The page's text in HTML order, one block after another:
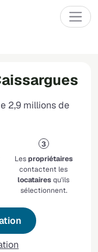
2,9 millions de
Lespropriétaires
contactent les
locatairesqu'ils
sélectionnent.